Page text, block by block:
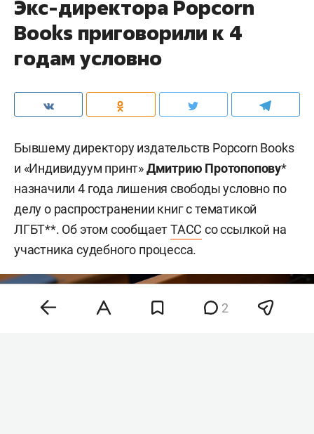
Экс-директора Popcorn
Books приговорили к 4
годам условно
Бывшему директору издательств Popcorn Books
и «Индивидуум принт»Дмитрию Протопопову*
назначили 4 года лишения свободы условно по
делу о распространении книг с тематикой
ЛГБТ**. Об этом сообщаетТАСС со ссылкой на
участника судебного процесса.
2